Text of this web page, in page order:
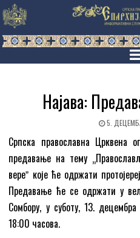
Најава:
5.
Српска православна Црквена
предавање на тему
вереˮ које ће одржати
Предавање ће се одржати у
Сомбору, у суботу, 13.
18:00 часова.